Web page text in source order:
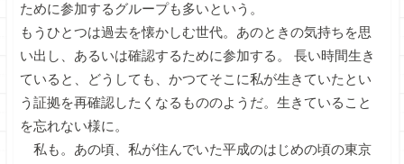
ために参加するグループも多いという。
もうひとつは過去を懐かしむ世代。あのときの気持ちを思
い出し、あるいは確認するために参加する。 長い時間生き
ていると、どうしても、かつてそこに私が生きていたとい
う証拠を再確認したくなるもののようだ。生きていること
を忘れない様に。
私も。あの頃、私が住んでいた平成のはじめの頃の東京